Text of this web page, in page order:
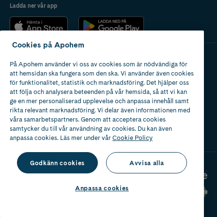
Ladda ner vår app
Apotek med tillstånd
av Läkemedelsverket
Cookies på Apohem
På Apohem använder vi oss av cookies som är nödvändiga för
att hemsidan ska fungera som den ska. Vi använder även cookies
för funktionalitet, statistik och marknadsföring. Det hjälper oss
att följa och analysera beteenden på vår hemsida, så att vi kan
ge en mer personaliserad upplevelse och anpassa innehåll samt
rikta relevant marknadsföring. Vi delar även informationen med
våra samarbetspartners. Genom att acceptera cookies
samtycker du till vår användning av cookies. Du kan även
anpassa cookies. Läs mer under vårCookie Policy
Godkänn cookies Avvisa alla
Anpassa cookies